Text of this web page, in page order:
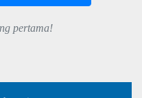
pertama!